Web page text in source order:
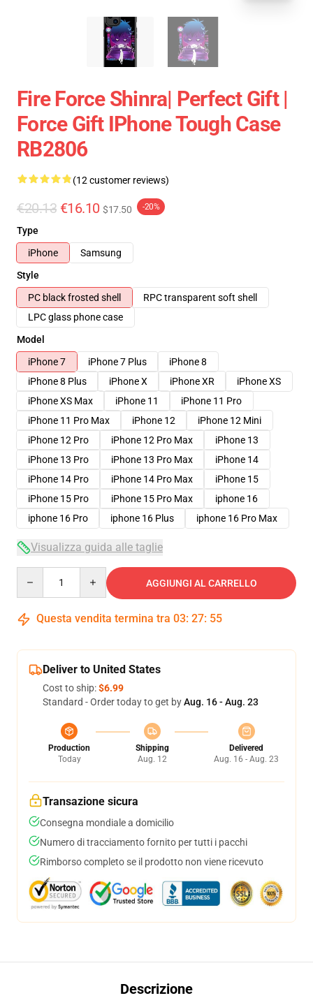
Fire Force Shinra| Perfect Gift |
Force Gift IPhone Tough Case
RB2806
(12 customer reviews)
€20.13 €16.10 $17.50 -20%
Type
iPhone
Samsung
Style
PC black frosted shell
RPC transparent soft shell
LPC glass phone case
Model
iPhone 7
iPhone 7 Plus
iPhone 8
iPhone 8 Plus
iPhone X iPhone XR
iPhone XS
iPhone XS Max
iPhone 11
iPhone 11 Pro
iPhone 11 Pro Max
iPhone 12
iPhone 12 Mini
iPhone 12 Pro
iPhone 12 Pro Max
iPhone 13
iPhone 13 Pro
iPhone 13 Pro Max
iPhone 14
iPhone 14 Pro
iPhone 14 Pro Max
iPhone 15
iPhone 15 Pro
iPhone 15 Pro Max
iphone 16
iphone 16 Pro
iphone 16 Plus iphone 16 Pro Max
Visualizza guida alle taglie
AGGIUNGI AL CARRELLO
Questa vendita termina tra 03: 27: 54
Deliver to United States
Cost to ship:$6.99
Standard - Order today to get byAug. 16 - Aug. 23
Production
Today
Shipping
Aug. 12
Delivered
Aug. 16 - Aug. 23
Transazione sicura
Consegna mondiale a domicilio
Numero di tracciamento fornito per tutti i pacchi
Rimborso completo se il prodotto non viene ricevuto
Descrizione